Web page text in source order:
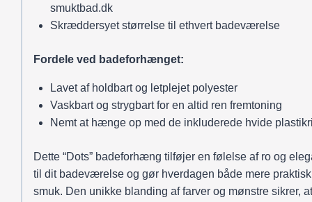
smuktbad.dk
Skræddersyet størrelse til ethvert badeværelse
Fordele ved badeforhænget:
Lavet af holdbart og letplejet polyester
Vaskbart og strygbart for en altid ren fremtoning
Nemt at hænge op med de inkluderede hvide
Dette “Dots” badeforhæng tilføjer en følelse af ro og
til dit badeværelse og gør hverdagen både mere
smuk. Den unikke blanding af farver og mønstre sikrer,